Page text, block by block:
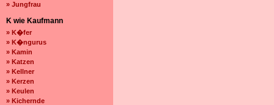
» Jungfrau
K wie Kaufmann
» K�fer
» K�ngurus
» Kamin
» Katzen
» Kellner
» Kerzen
» Keulen
» Kichernde